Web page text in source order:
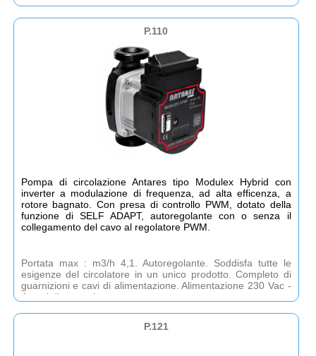
P.110
Pompa di circolazione Antares tipo Modulex Hybrid con
inverter a modulazione di frequenza, ad alta efficenza, a
rotore bagnato. Con presa di controllo PWM, dotato della
funzione di SELF ADAPT, autoregolante con o senza il
collegamento del cavo al regolatore PWM.
Portata max : m3/h 4,1. Autoregolante. Soddisfa tutte le
esigenze del circolatore in un unico prodotto. Completo di
guarnizioni e cavi di alimentazione. Alimentazione 230 Vac -
4 anni di garanzia
P.121